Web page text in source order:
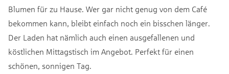
Blumen für zu Hause. Wer gar nicht genug von dem Café
bekommen kann, bleibt einfach noch ein bisschen länger.
Der Laden hat nämlich auch einen ausgefallenen und
köstlichen Mittagstisch im Angebot. Perfekt für einen
schönen, sonnigen Tag.